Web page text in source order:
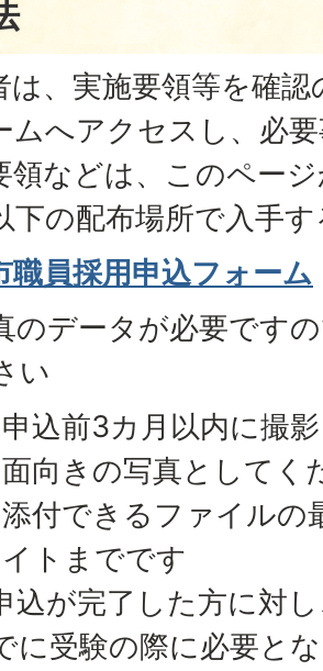
は、実施要領等を確
ムへアクセスし、必
領などは、このペー
下の配布場所で入手
職員採用申込フォーム
のデータが必要です
い
申込前3カ月以内に撮
面向きの写真としてく
添付できるファイルの
イトまでです
込が完了した方に対
に受験の際に必要と